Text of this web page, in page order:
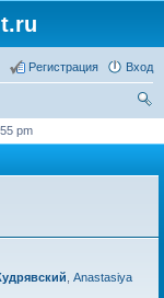
Вход
Регистрация
pm
Anastasiya